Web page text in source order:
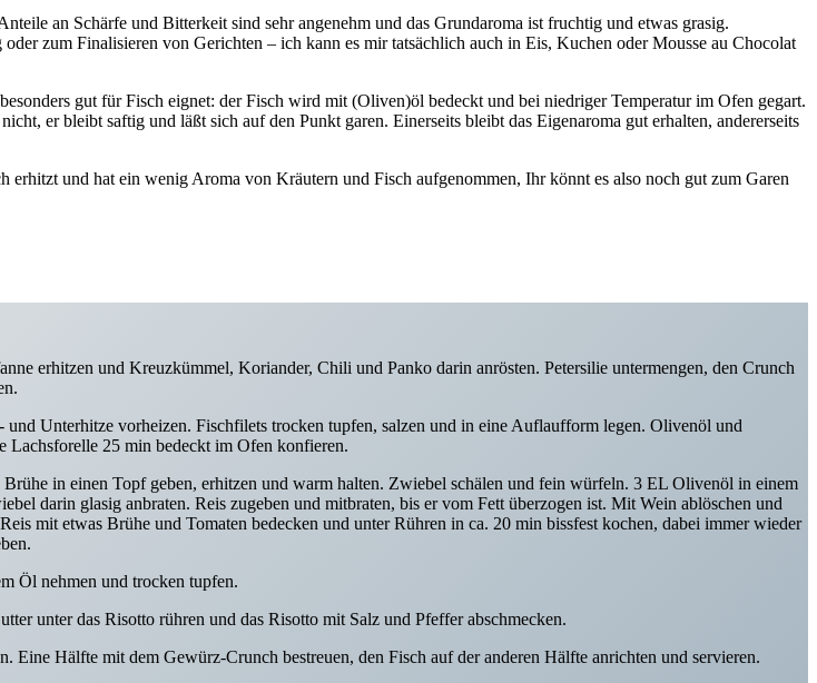
an Schärfe und Bitterkeit sind sehr angenehm und das Grundaroma ist fruchtig und etwas grasig.
zum Finalisieren von Gerichten – ich kann es mir tatsächlich auch in Eis, Kuchen oder Mousse au Chocolat
gut für Fisch eignet: der Fisch wird mit (Oliven)öl bedeckt und bei niedriger Temperatur im Ofen gegart.
er bleibt saftig und läßt sich auf den Punkt garen. Einerseits bleibt das Eigenaroma gut erhalten, andererseits
und hat ein wenig Aroma von Kräutern und Fisch aufgenommen, Ihr könnt es also noch gut zum Garen
erhitzen und Kreuzkümmel, Koriander, Chili und Panko darin anrösten. Petersilie untermengen, den Crunch
und Unterhitze vorheizen. Fischfilets trocken tupfen, salzen und in eine Auflaufform legen. Olivenöl und
Lachsforelle 25 min bedeckt im Ofen konfieren.
in einen Topf geben, erhitzen und warm halten. Zwiebel schälen und fein würfeln. 3 EL Olivenöl in einem
darin glasig anbraten. Reis zugeben und mitbraten, bis er vom Fett überzogen ist. Mit Wein ablöschen und
mit etwas Brühe und Tomaten bedecken und unter Rühren in ca. 20 min bissfest kochen, dabei immer wieder
Öl nehmen und trocken tupfen.
unter das Risotto rühren und das Risotto mit Salz und Pfeffer abschmecken.
Eine Hälfte mit dem Gewürz-Crunch bestreuen, den Fisch auf der anderen Hälfte anrichten und servieren.